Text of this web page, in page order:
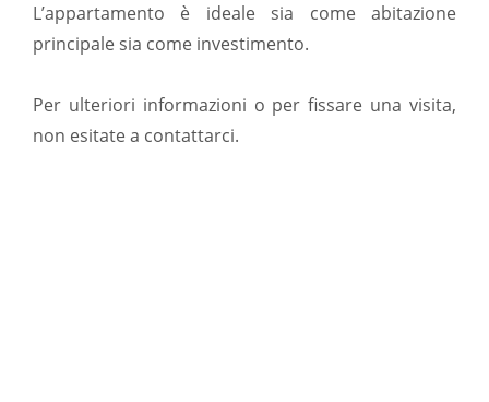
L’appartamento è ideale sia come abitazione
principale sia come investimento.
Per ulteriori informazioni o per fissare una visita,
non esitate a contattarci.